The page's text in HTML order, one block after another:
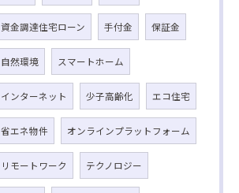
資金調達住宅ローン 手付金 保証金
自然環境 スマートホーム
インターネット 少子高齢化 エコ住宅
省エネ物件 オンラインプラットフォーム
リモートワーク テクノロジー